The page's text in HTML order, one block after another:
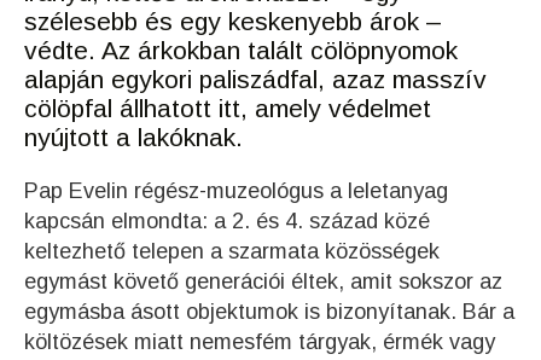
szélesebb és egy keskenyebb árok –
védte. Az árkokban talált cölöpnyomok
alapján egykori paliszádfal, azaz masszív
cölöpfal állhatott itt, amely védelmet
nyújtott a lakóknak.
Pap Evelin régész-muzeológus a leletanyag
kapcsán elmondta: a 2. és 4. század közé
keltezhető telepen a szarmata közösségek
egymást követő generációi éltek, amit sokszor az
egymásba ásott objektumok is bizonyítanak. Bár a
költözések miatt nemesfém tárgyak, érmék vagy